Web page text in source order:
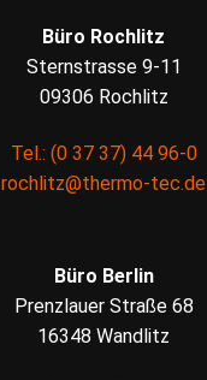
Büro Rochlitz
Sternstrasse 9-11
09306 Rochlitz
Tel.: (0 37 37) 44 96-0
rochlitz@thermo-tec.de
Büro Berlin
Prenzlauer Straße 68
16348 Wandlitz